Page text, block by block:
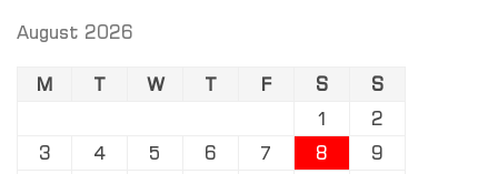
August 2026
M T W T F S
S
1
2
3
4 5 6 7 8
9